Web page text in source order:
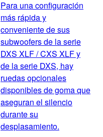
Para una configuración
más rápida y
conveniente de sus
subwoofers de la serie
DXS XLF / CXS XLF y
de la serie DXS, hay
ruedas opcionales
disponibles de goma que
aseguran el silencio
durante su
desplasamiento.